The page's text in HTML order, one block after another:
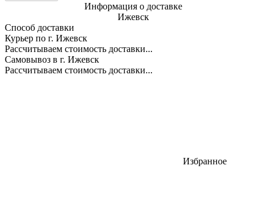
Информация о доставке
Ижевск
Способ доставки
Курьер по г. Ижевск
Рассчитываем стоимость доставки...
Самовывоз в г. Ижевск
Рассчитываем стоимость доставки...
Избранное